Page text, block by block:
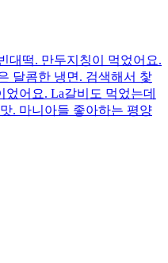
대떡. 만두지칭이 먹었어요.
달콤한 냉면. 검색해서 찿
어요. La갈비도 먹었는데
. 마니아들 좋아하는 평양